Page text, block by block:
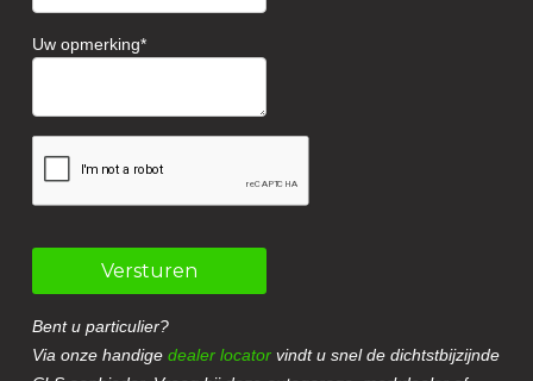
Uw opmerking
Versturen
Bent u particulier?
Via onze handigedealer locator vindt u snel de dichtstbijzijnde